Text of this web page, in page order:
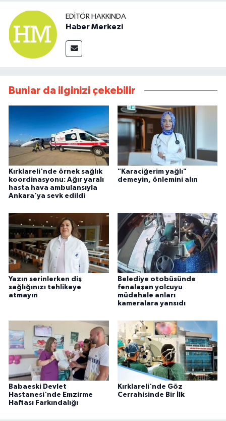
EDITÖR HAKKINDA
Haber Merkezi
Bunlar da ilginizi çekebilir
Kırklareli'nde örnek sağlık
koordinasyonu: Ağır yaralı
hasta hava ambulansıyla
Ankara'ya sevk edildi
"Karaciğerim yağlı"
demeyin, önlemini alın
Yazın serinlerken diş
sağlığınızı tehlikeye
atmayın
Belediye otobüsünde
fenalaşan yolcuyu
müdahale anları
kameralara yansıdı
Babaeski Devlet
Hastanesi'nde Emzirme
Haftası Farkındalığı
Kırklareli'nde Göz
Cerrahisinde Bir İlk